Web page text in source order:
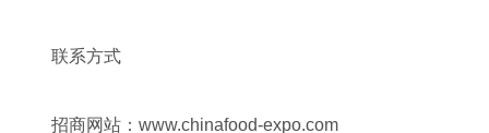
联系方式
招商网站：www.chinafood-expo.com